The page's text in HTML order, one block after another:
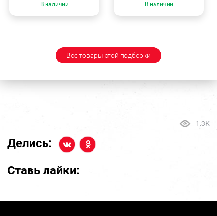
В наличии В наличии
Все товары этой подборки
1.3K
Делись:
Ставь лайки: